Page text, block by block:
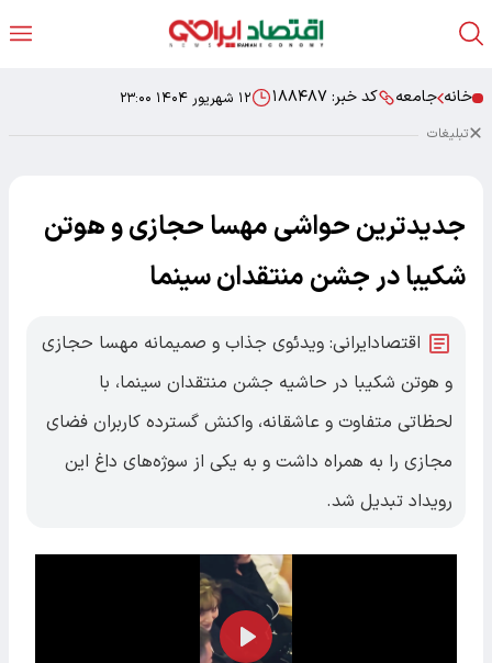
خانه جامعه کد خبر: ۱۸۸۴۸۷ ۱۲ شهریور ۱۴۰۴ ۲۳:۰۰
تبلیغات
جدیدترین حواشی مهسا حجازی و هوتن
شکیبا در جشن منتقدان سینما
اقتصادایرانی: ویدئوی جذاب و صمیمانه مهسا حجازی
و هوتن شکیبا در حاشیه جشن منتقدان سینما، با
لحظاتی متفاوت و عاشقانه، واکنش گسترده کاربران فضای
مجازی را به همراه داشت و به یکی از سوژه‌های داغ این
رویداد تبدیل شد.